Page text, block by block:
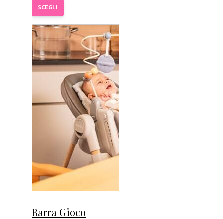
SCEGLI
Barra Gioco